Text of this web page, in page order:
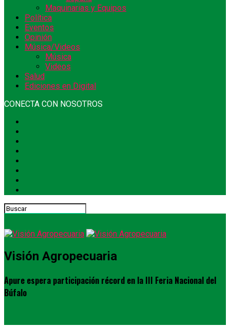
Maquinarias y Equipos
Política
Eventos
Opinión
Música/Videos
Música
Videos
Salud
Ediciones en Digital
CONECTA CON NOSOTROS
Visión Agropecuaria
Apure espera participación récord en la III Feria Nacional del
Búfalo